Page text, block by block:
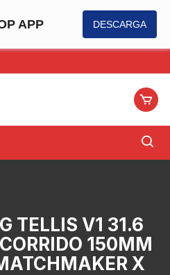
APP DESCARGA
TELLIS V1 31.6
150MM
X